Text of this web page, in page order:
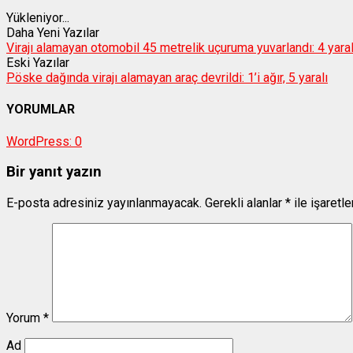
Yükleniyor...
Daha Yeni Yazılar
Virajı alamayan otomobil 45 metrelik uçuruma yuvarlandı: 4
Eski Yazılar
Pöske dağında virajı alamayan araç devrildi: 1’i ağır, 5 yaralı
YORUMLAR
WordPress: 0
Bir yanıt yazın
E-posta adresiniz yayınlanmayacak. Gerekli alanlar * ile
Yorum *
Ad